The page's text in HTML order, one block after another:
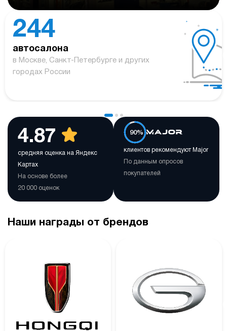
244
автосалона
в Москве, Санкт-Петербурге и других
городах России
4.87
средняя оценка на Яндекс
Картах
На основе более
20 000 оценок
90%
клиентов рекомендуют Major
По данным опросов
покупателей
Наши награды от брендов